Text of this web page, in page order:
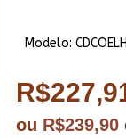
Modelo:
ou R$239,90